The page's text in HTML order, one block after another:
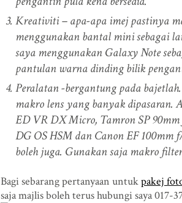
Kreativiti – apa-apa imej pastinya
menggunakan bantal mini sebagai
saya menggunakan Galaxy Note
pantulan warna dinding bilik
Peralatan -bergantung pada
makro lens yang banyak
ED VR DX Micro, Tamron SP
DG OS HSM dan Canon EF
boleh juga. Gunakan saja makro
Bagi sebarang pertanyaan untukpakej
saja majlis boleh terus hubungi saya 017-